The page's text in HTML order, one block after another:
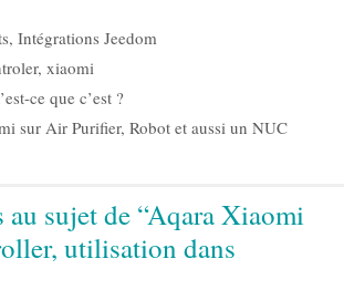
, Intégrations Jeedom
, xiaomi
ce que c’est ?
sur Air Purifier, Robot et aussi un NUC
sujet de “Aqara Xiaomi
utilisation dans